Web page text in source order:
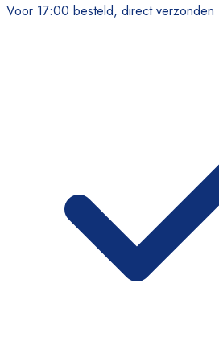
Voor 17:00 besteld, direct verzonden